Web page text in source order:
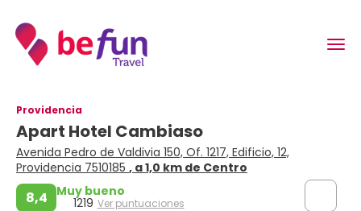
Providencia
Apart Hotel Cambiaso
Avenida Pedro de Valdivia 150, Of. 1217, Edificio, 12,
Providencia 7510185 , a 1,0 km de Centro
8,4 Muy bueno
1219 Ver puntuaciones